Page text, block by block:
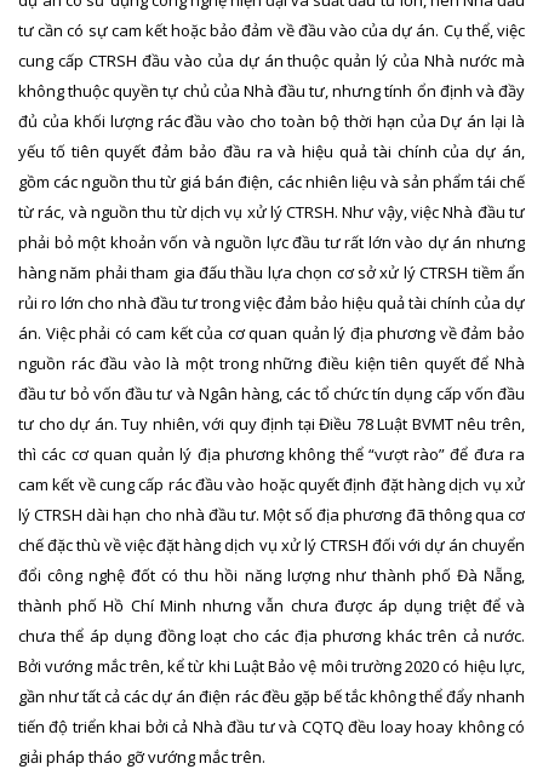
tư cần có sự cam kết hoặc bảo đảm về đầu vào của dự án. Cụ thể, việc
cung cấp CTRSH đầu vào của dự án thuộc quản lý của Nhà nước mà
không thuộc quyền tự chủ của Nhà đầu tư, nhưng tính ổn định và đầy
đủ của khối lượng rác đầu vào cho toàn bộ thời hạn của Dự án lại là
yếu tố tiên quyết đảm bảo đầu ra và hiệu quả tài chính của dự án,
gồm các nguồn thu từ giá bán điện, các nhiên liệu và sản phẩm tái chế
từ rác, và nguồn thu từ dịch vụ xử lý CTRSH. Như vậy, việc Nhà đầu tư
phải bỏ một khoản vốn và nguồn lực đầu tư rất lớn vào dự án nhưng
hàng năm phải tham gia đấu thầu lựa chọn cơ sở xử lý CTRSH tiềm ẩn
rủi ro lớn cho nhà đầu tư trong việc đảm bảo hiệu quả tài chính của dự
án. Việc phải có cam kết của cơ quan quản lý địa phương về đảm bảo
nguồn rác đầu vào là một trong những điều kiện tiên quyết để Nhà
đầu tư bỏ vốn đầu tư và Ngân hàng, các tổ chức tín dụng cấp vốn đầu
tư cho dự án. Tuy nhiên, với quy định tại Điều 78 Luật BVMT nêu trên,
thì các cơ quan quản lý địa phương không thể “vượt rào” để đưa ra
cam kết về cung cấp rác đầu vào hoặc quyết định đặt hàng dịch vụ xử
lý CTRSH dài hạn cho nhà đầu tư. Một số địa phương đã thông qua cơ
chế đặc thù về việc đặt hàng dịch vụ xử lý CTRSH đối với dự án chuyển
đổi công nghệ đốt có thu hồi năng lượng như thành phố Đà Nẵng,
thành phố Hồ Chí Minh nhưng vẫn chưa được áp dụng triệt để và
chưa thể áp dụng đồng loạt cho các địa phương khác trên cả nước.
Bởi vướng mắc trên, kể từ khi Luật Bảo vệ môi trường 2020 có hiệu lực,
gần như tất cả các dự án điện rác đều gặp bế tắc không thể đẩy nhanh
tiến độ triển khai bởi cả Nhà đầu tư và CQTQ đều loay hoay không có
giải pháp tháo gỡ vướng mắc trên.